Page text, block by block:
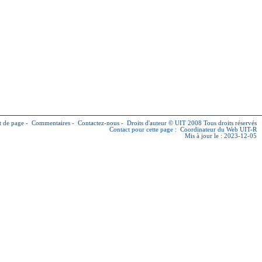
de page - Commentaires - Contactez-nous - Droits d'auteur © UIT 2008 Tous droits réservés
Contact pour cette page : Coordinateur du Web UIT-R
Mis à jour le : 2023-12-05